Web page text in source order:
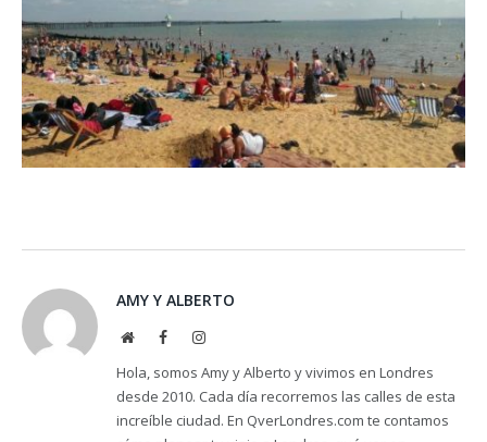
AMY Y ALBERTO
WebsiteFacebookInstagram
Hola, somos Amy y Alberto y vivimos en Londres
desde 2010. Cada día recorremos las calles de esta
increíble ciudad. En QverLondres.com te contamos